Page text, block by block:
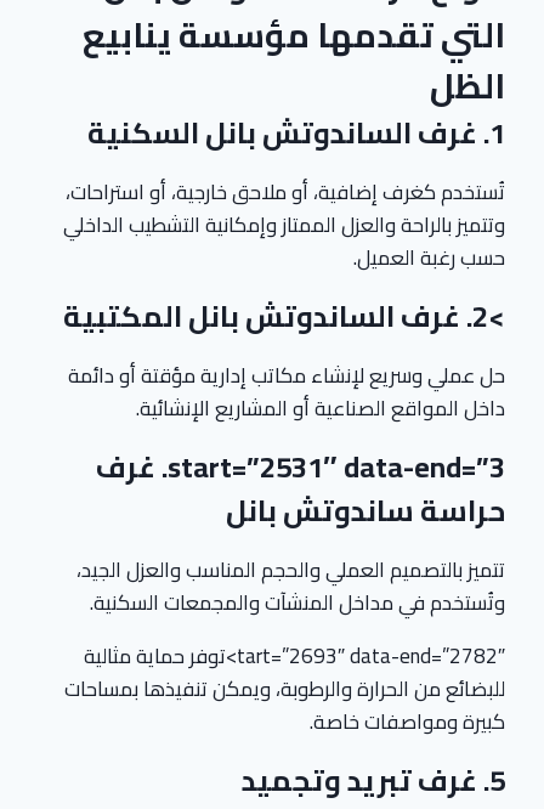
التي تقدمها مؤسسة ينابيع
الظل
1. غرف الساندوتش بانل السكنية
تُستخدم كغرف إضافية، أو ملاحق خارجية، أو استراحات،
وتتميز بالراحة والعزل الممتاز وإمكانية التشطيب الداخلي
حسب رغبة العميل.
>2. غرف الساندوتش بانل المكتبية
حل عملي وسريع لإنشاء مكاتب إدارية مؤقتة أو دائمة
داخل المواقع الصناعية أو المشاريع الإنشائية.
start=”2531″ data-end=”3. غرف
حراسة ساندوتش بانل
تتميز بالتصميم العملي والحجم المناسب والعزل الجيد،
وتُستخدم في مداخل المنشآت والمجمعات السكنية.
tart=”2693″ data-end=”2782″>توفر حماية مثالية
للبضائع من الحرارة والرطوبة، ويمكن تنفيذها بمساحات
كبيرة ومواصفات خاصة.
5. غرف تبريد وتجميد